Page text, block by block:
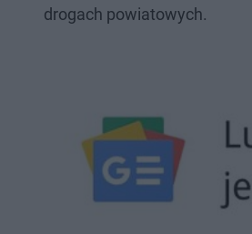
drogach powiatowych.